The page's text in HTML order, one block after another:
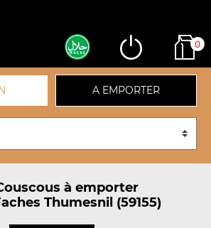
0
A EMPORTER
à emporter
Thumesnil (59155)